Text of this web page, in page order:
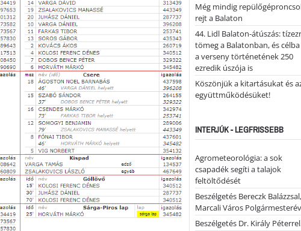
Még mindig
rejt a Balaton
44. Lidl Balaton-átúszás:
tömeg a Balatonban, és
a verseny történetének 250
ezredik úszója is
Köszönjük a kitartásukat és
együttműködésüket!
INTERJÚK - LEGFRISSEBB
Agrometeorológia: a sok
csapadék segíti a talajok
feltöltődését
Beszélgetés Bereczk Balázzsal,
Marcali Város
Beszélgetés Dr. Király